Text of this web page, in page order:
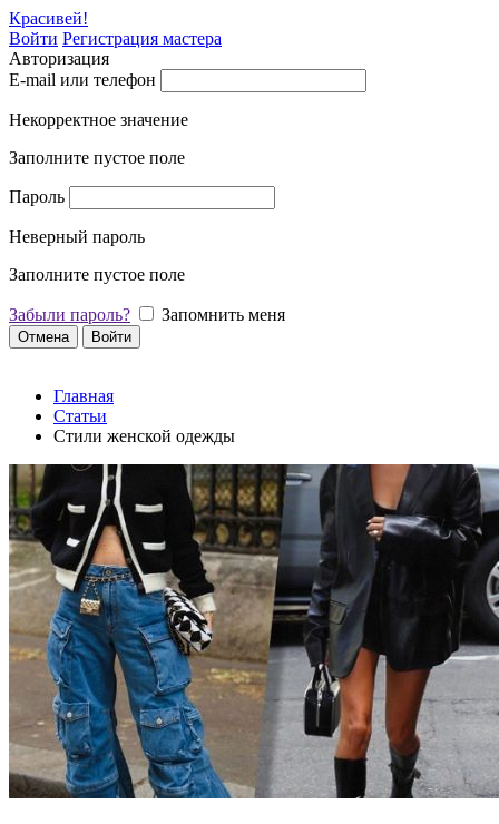
Красивей!
Войти Регистрация мастера
Авторизация
E-mail или телефон
Некорректное значение
Заполните пустое поле
Пароль
Неверный пароль
Заполните пустое поле
Забыли пароль? Запомнить меня
Отмена Войти
Главная
Статьи
Стили женской одежды